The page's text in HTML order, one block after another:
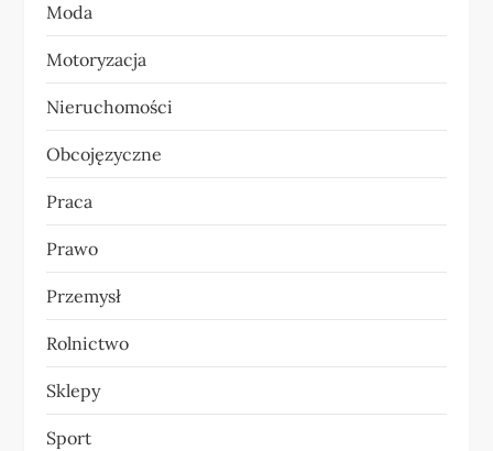
Moda
Motoryzacja
Nieruchomości
Obcojęzyczne
Praca
Prawo
Przemysł
Rolnictwo
Sklepy
Sport